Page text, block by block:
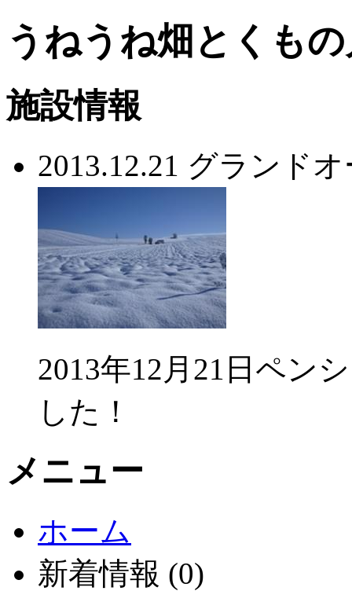
うねうね畑とくも
施設情報
2013.12.21 グランド
2013年12月21日ペン
した！
メニュー
ホーム
新着情報 (0)